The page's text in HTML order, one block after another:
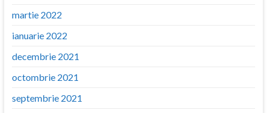
martie 2022
ianuarie 2022
decembrie 2021
octombrie 2021
septembrie 2021